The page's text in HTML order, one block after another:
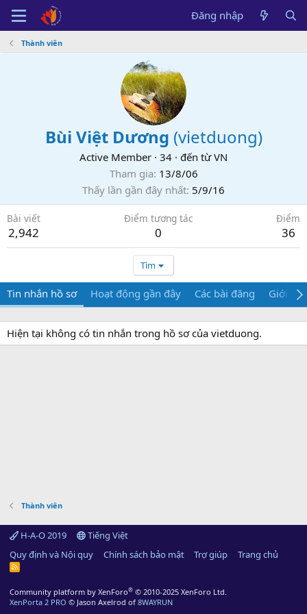
Đăng nhập
Thành viên
Bùi Việt Dương (vietduong)
Active Member · 34 · đến từ VN
Tham gia 13/8/06
Thấy lần gần đây nhất 5/9/16
Bài viết
2,942
Điểm tương tác
0
Điểm
36
Tìm
Tin nhắn hồ sơ Hoạt động gần đây Các bài đăng Giới
Hiện tại không có tin nhắn trong hồ sơ của vietduong.
Thành viên
H-A-O 2019
Tiếng Việt
Quy định và Nội quy
Chính sách bảo mật Trợ giúp Trang chủ
R
Community platform by XenForo® © 2010-2025 XenForo Ltd.
XenPorta 2 PRO © Jason Axelrod of 8WAYRUN